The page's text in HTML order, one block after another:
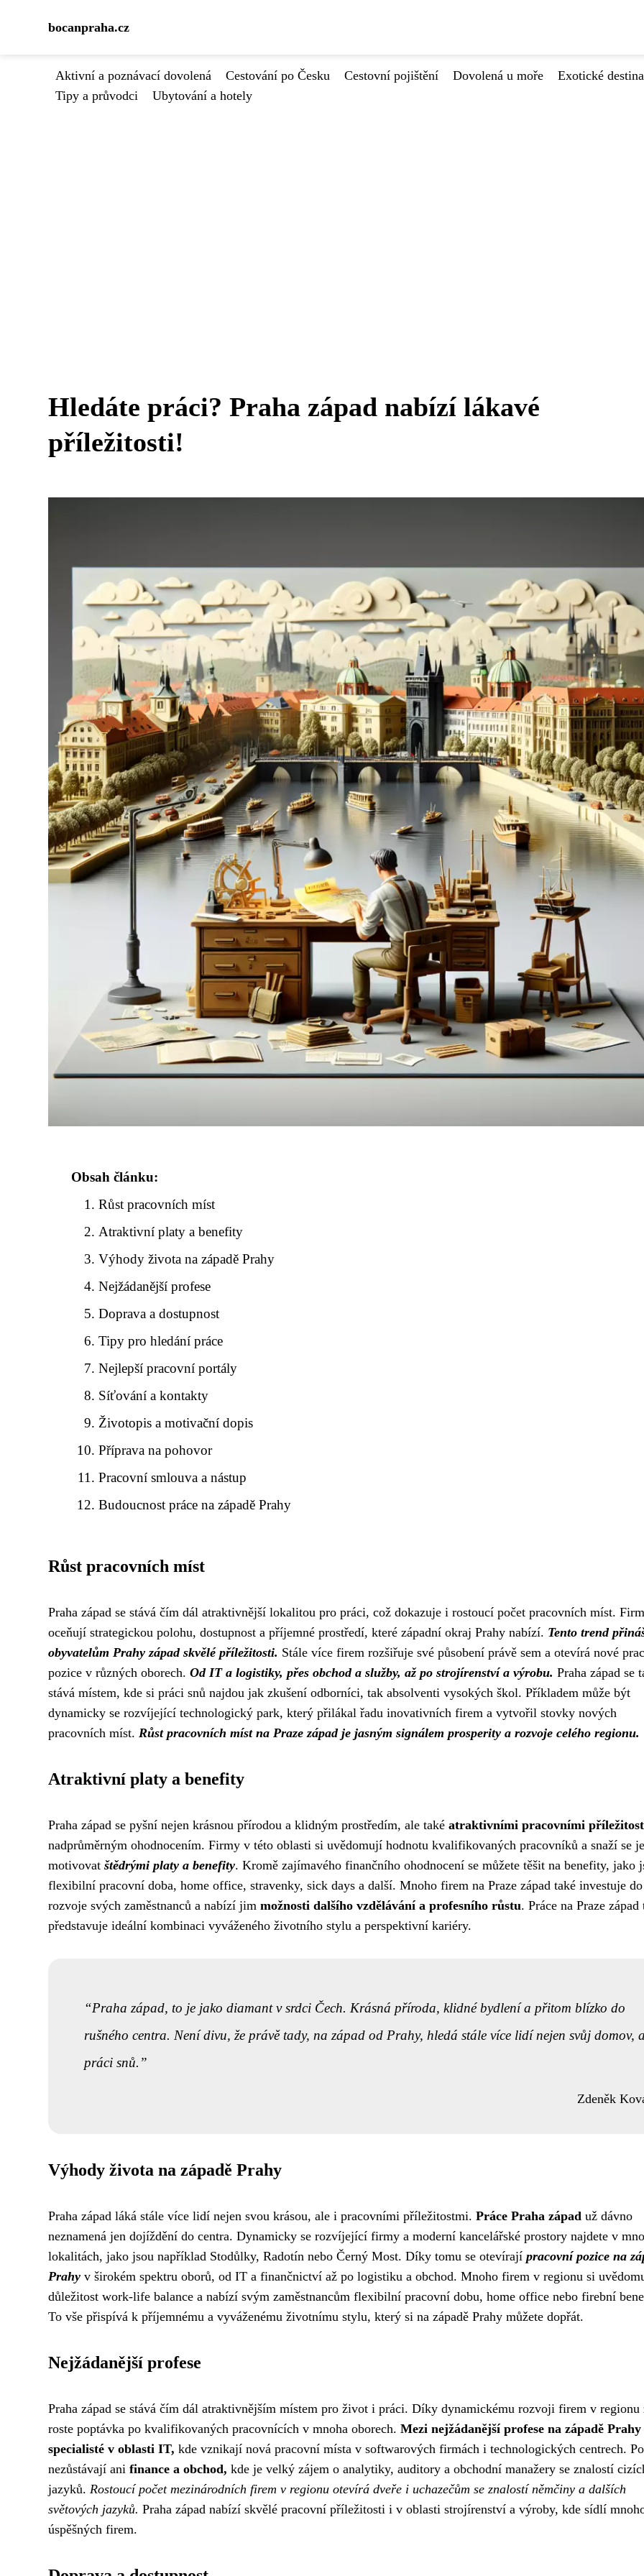
bocanpraha.cz
Aktivní a poznávací dovolená Cestování po Česku Cestovní pojištění Dovolená u moře Exotické
Tipy a průvodci
Ubytování a hotely
Hledáte práci? Praha západ nabízí lákavé
příležitosti!
Obsah článku:
Růst pracovních míst
Atraktivní platy a benefity
Výhody života na západě Prahy
Nejžádanější profese
Doprava a dostupnost
Tipy pro hledání práce
Nejlepší pracovní portály
Síťování a kontakty
Životopis a motivační dopis
Příprava na pohovor
Pracovní smlouva a nástup
Budoucnost práce na západě Prahy
Růst pracovních míst
Praha západ se stává čím dál atraktivnější lokalitou pro práci, což dokazuje i rostoucí počet pracovních míst.
oceňují strategickou polohu, dostupnost a příjemné prostředí, které západní okraj Prahy nabízí. Tento trend
obyvatelům Prahy západ skvělé příležitosti. Stále více firem rozšiřuje své působení právě sem a otevírá nové
pozice v různých oborech. Od IT a logistiky, přes obchod a služby, až po strojírenství a výrobu. Praha západ se
stává místem, kde si práci snů najdou jak zkušení odborníci, tak absolventi vysokých škol. Příkladem může být
dynamicky se rozvíjející technologický park, který přilákal řadu inovativních firem a vytvořil stovky nových
pracovních míst. Růst pracovních míst na Praze západ je jasným signálem prosperity a rozvoje celého regionu.
Atraktivní platy a benefity
Praha západ se pyšní nejen krásnou přírodou a klidným prostředím, ale také atraktivními pracovními
nadprůměrným ohodnocením. Firmy v této oblasti si uvědomují hodnotu kvalifikovaných pracovníků a snaží se je
motivovat štědrými platy a benefity. Kromě zajímavého finančního ohodnocení se můžete těšit na benefity, jako
flexibilní pracovní doba, home office, stravenky, sick days a další. Mnoho firem na Praze západ také investuje do
rozvoje svých zaměstnanců a nabízí jim možnosti dalšího vzdělávání a profesního růstu. Práce na Praze západ
představuje ideální kombinaci vyváženého životního stylu a perspektivní kariéry.
Praha západ, to je jako diamant v srdci Čech. Krásná příroda, klidné bydlení a přitom blízko do
rušného centra. Není divu, že právě tady, na západ od Prahy, hledá stále více lidí nejen svůj domov,
práci snů.
Zdeněk
Výhody života na západě Prahy
Praha západ láká stále více lidí nejen svou krásou, ale i pracovními příležitostmi. Práce Praha západ už dávno
neznamená jen dojíždění do centra. Dynamicky se rozvíjející firmy a moderní kancelářské prostory najdete v
lokalitách, jako jsou například Stodůlky, Radotín nebo Černý Most. Díky tomu se otevírají pracovní pozice na
Prahy v širokém spektru oborů, od IT a finančnictví až po logistiku a obchod. Mnoho firem v regionu si
důležitost work-life balance a nabízí svým zaměstnancům flexibilní pracovní dobu, home office nebo firební
To vše přispívá k příjemnému a vyváženému životnímu stylu, který si na západě Prahy můžete dopřát.
Nejžádanější profese
Praha západ se stává čím dál atraktivnějším místem pro život i práci. Díky dynamickému rozvoji firem v regionu
roste poptávka po kvalifikovaných pracovnících v mnoha oborech. Mezi nejžádanější profese na západě
specialisté v oblasti IT, kde vznikají nová pracovní místa v softwarových firmách i technologických centrech.
nezůstávají ani finance a obchod, kde je velký zájem o analytiky, auditory a obchodní manažery se znalostí
jazyků. Rostoucí počet mezinárodních firem v regionu otevírá dveře i uchazečům se znalostí němčiny a dalších
světových jazyků. Praha západ nabízí skvělé pracovní příležitosti i v oblasti strojírenství a výroby, kde sídlí
úspěšných firem.